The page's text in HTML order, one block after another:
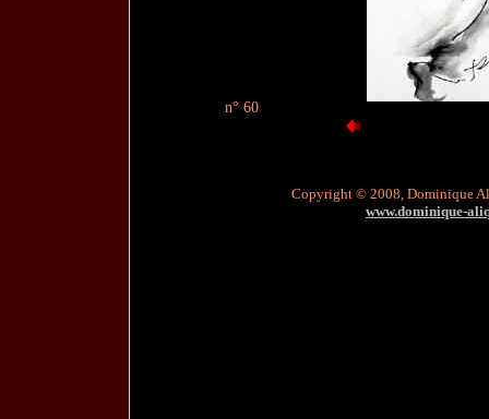
n° 60
Copyright © 2008, Dominique
www.dominique-